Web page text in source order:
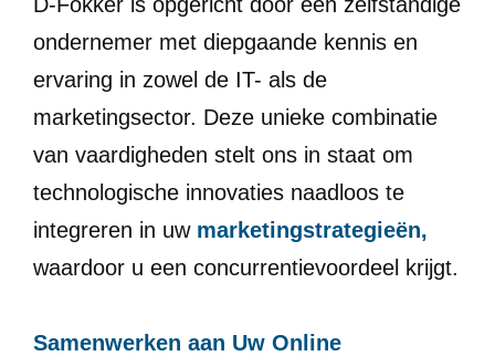
ondernemer met diepgaande kennis en
ervaring in zowel de IT- als de
marketingsector. Deze unieke combinatie
van vaardigheden stelt ons in staat om
technologische innovaties naadloos te
integreren in uw marketingstrategieën,
waardoor u een concurrentievoordeel krijgt.
Samenwerken aan Uw Online